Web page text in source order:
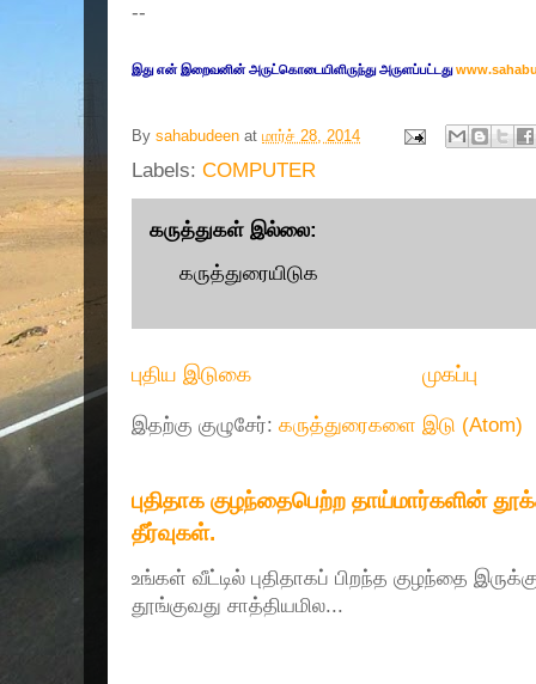
--
இது என் இறைவனின் அருட்கொடையிளிருந்து அருளப்பட்டது
By sahabudeen at மார்ச் 28, 2014
Labels: COMPUTER
கருத்துகள் இல்லை:
கருத்துரையிடுக
புதிய இடுகை முகப்பு
இதற்கு குழுசேர்: கருத்துரைகளை இடு (Atom)
புதிதாக குழந்தைபெற்ற தாய்மார்களின்
தீர்வுகள்.
உங்கள் வீட்டில் புதிதாகப் பிறந்த குழந்தை
தூங்குவது சாத்தியமில...